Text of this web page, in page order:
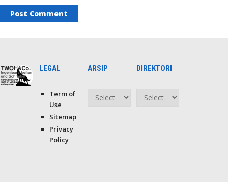
LEGAL
Term of
Use
Sitemap
Privacy
Policy
ARSIP
Arsip
DIREKTORI
Direktori